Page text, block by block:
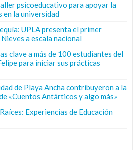
psicoeducativo para apoyar la
en la universidad
UPLA presenta el primer
a escala nacional
clave a más de 100 estudiantes del
para iniciar sus prácticas
de Playa Ancha contribuyeron a la
«Cuentos Antárticos y algo más»
Experiencias de Educación